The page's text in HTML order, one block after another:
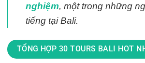
nghiệm, một trong những
tiếng tại Bali.
TỔNG HỢP 30 TOURS BALI HOT